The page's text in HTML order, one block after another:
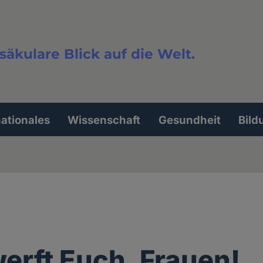
Blick auf die Welt.
Wissenschaft Gesundheit